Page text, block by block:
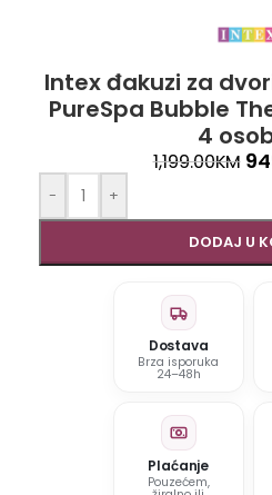
Intex đakuzi za
PureSpa Bubble
4
1,199.00KM
- +
DODAJ U
Dostava
Brza isporuka
24–48h
Plaćanje
Pouzećem,